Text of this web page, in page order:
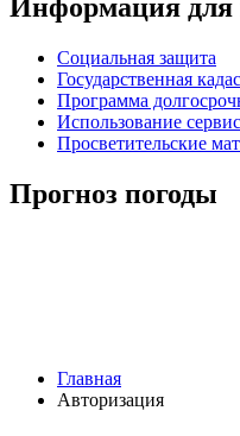
Информация для
Социальная защита
Государственная
Программа
Использование
Просветительские
Прогноз погоды
Главная
Авторизация